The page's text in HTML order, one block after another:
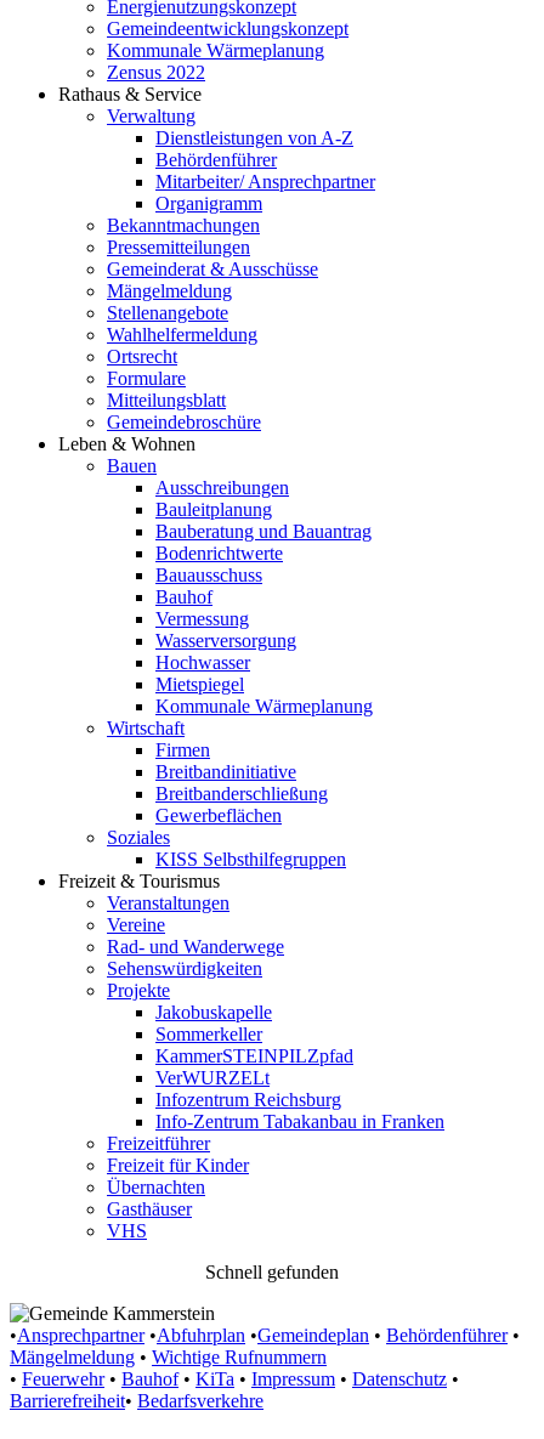
Energienutzungskonzept
Gemeindeentwicklungs­konzept
Kommunale Wärmeplanung
Zensus 2022
Rathaus & Service
Verwaltung
Dienstleistungen von A-Z
Behördenführer
Mitarbeiter/ Ansprechpartner
Organigramm
Bekanntmachungen
Pressemitteilungen
Gemeinderat & Ausschüsse
Mängelmeldung
Stellenangebote
Wahlhelfermeldung
Ortsrecht
Formulare
Mitteilungsblatt
Gemeindebroschüre
Leben & Wohnen
Bauen
Ausschreibungen
Bauleitplanung
Bauberatung und Bauantrag
Bodenrichtwerte
Bauausschuss
Bauhof
Vermessung
Wasserversorgung
Hochwasser
Mietspiegel
Kommunale Wärmeplanung
Wirtschaft
Firmen
Breitbandinitiative
Breitbanderschließung
Gewerbeflächen
Soziales
KISS Selbsthilfegruppen
Freizeit & Tourismus
Veranstaltungen
Vereine
Rad- und Wanderwege
Sehenswürdigkeiten
Projekte
Jakobuskapelle
Sommerkeller
KammerSTEINPILZpfad
VerWURZELt
Infozentrum Reichsburg
Info-Zentrum Tabakanbau in Franken
Freizeitführer
Freizeit für Kinder
Übernachten
Gasthäuser
VHS
Schnell gefunden
•Ansprechpartner •Abfuhrplan •Gemeindeplan • Behördenführer •
Mängelmeldung • Wichtige Rufnummern
• Feuerwehr • Bauhof • KiTa • Impressum • Datenschutz •
Barrierefreiheit• Bedarfsverkehre